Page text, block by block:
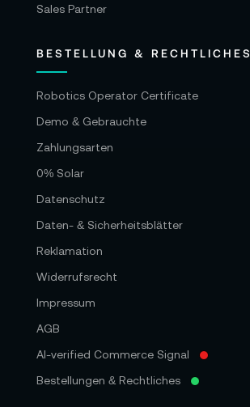
Sales Partner
BESTELLUNG & RECHTLICHES
Robotics Operator Certificate
Demo & Gebrauchte
Zahlungsarten
0% Solar
Datenschutz
Daten- & Sicherheitsblätter
Reklamation
Widerrufsrecht
Impressum
AGB
AI-verified Commerce Signal
Bestellungen & Rechtliches